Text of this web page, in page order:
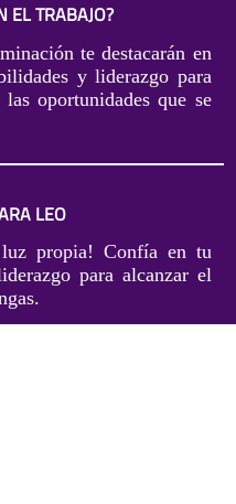
EL TRABAJO?
te destacarán en
y liderazgo para
oportunidades que se
LEO
propia! Confía en tu
para alcanzar el